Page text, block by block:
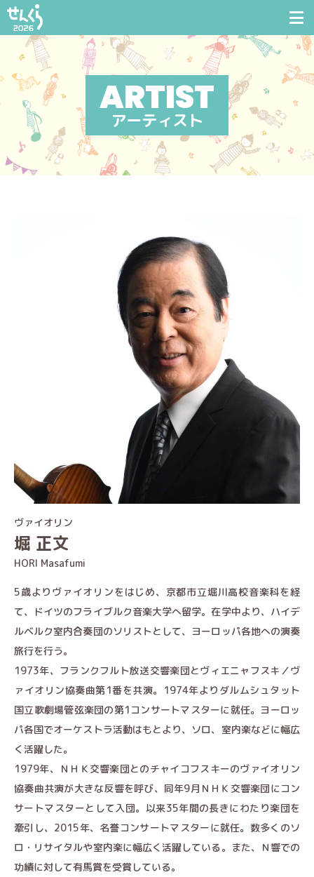
アーティスト
堀 正文
HORI Masafumi
ヴァイオリン
5歳よりヴァイオリンをはじめ、京都市立堀川高校音楽科を経
て、ドイツのフライブルク音楽大学へ留学。在学中より、ハイデ
ルベルク室内合奏団のソリストとして、ヨーロッパ各地への演奏
旅行を行う。
1973年、フランクフルト放送交響楽団とヴィエニャフスキ／ヴ
ァイオリン協奏曲第1番を共演。1974年よりダルムシュタット
国立歌劇場管弦楽団の第1コンサートマスターに就任。ヨーロッ
パ各国でオーケストラ活動はもとより、ソロ、室内楽などに幅広
く活躍した。
1979年、ＮＨＫ交響楽団とのチャイコフスキーのヴァイオリン
協奏曲共演が大きな反響を呼び、同年9月ＮＨＫ交響楽団にコン
サートマスターとして入団。以来35年間の長きにわたり楽団を
牽引し、2015年、名誉コンサートマスターに就任。数多くのソ
ロ・リサイタルや室内楽に幅広く活躍している。また、Ｎ響での
功績に対して有馬賞を受賞している。